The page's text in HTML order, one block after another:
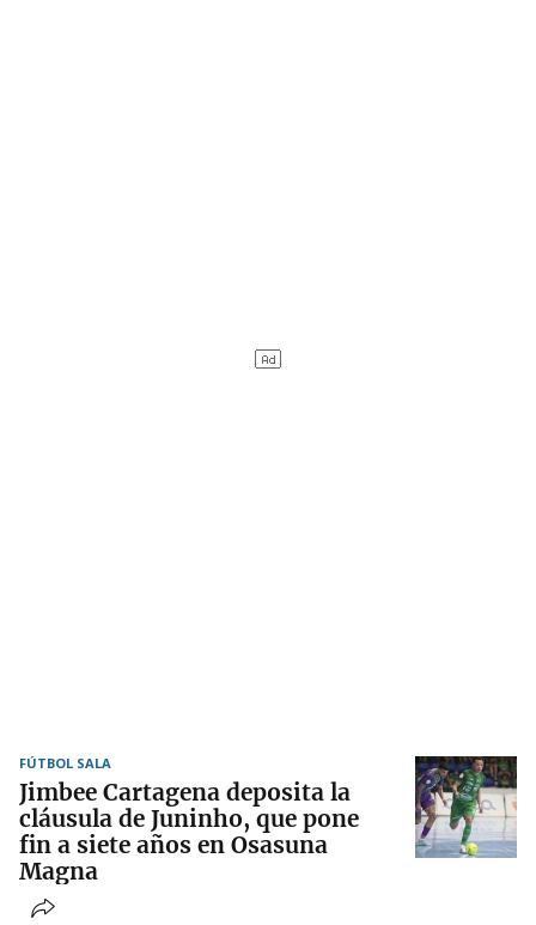
FÚTBOL SALA
Jimbee Cartagena deposita la
cláusula de Juninho, que pone
fin a siete años en Osasuna
Magna